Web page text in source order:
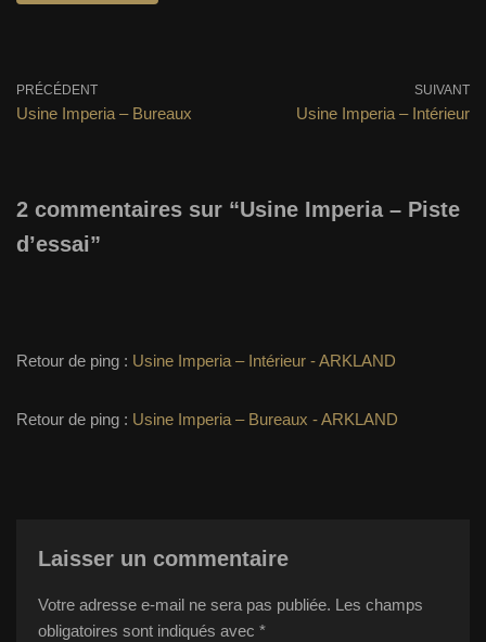
PRÉCÉDENT
Usine Imperia – Bureaux
SUIVANT
Usine Imperia – Intérieur
2 commentaires sur “Usine Imperia – Piste
d’essai”
Retour de ping : Usine Imperia – Intérieur - ARKLAND
Retour de ping : Usine Imperia – Bureaux - ARKLAND
Laisser un commentaire
Votre adresse e-mail ne sera pas publiée. Les champs
obligatoires sont indiqués avec *